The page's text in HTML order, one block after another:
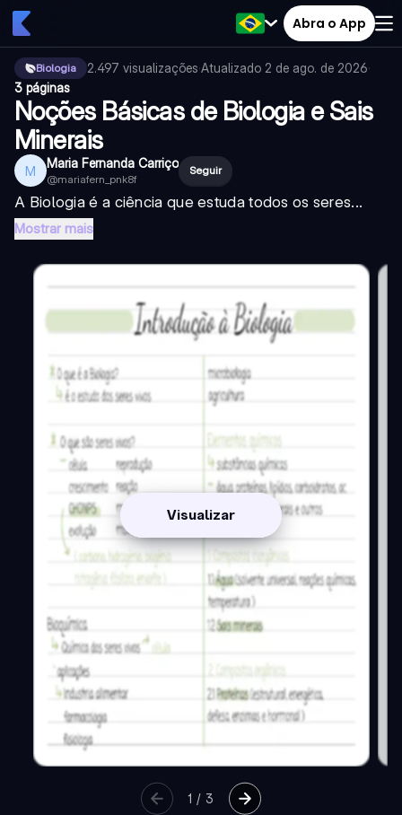
Abra o App
Biologia 2.497 visualizações·Atualizado 2 de ago. de 2026·
3 páginas
Noções Básicas de Biologia e Sais
Minerais
M Maria Fernanda Carriço
@mariafern_pnk8f
Seguir
A Biologia é a ciência que estuda todos os seres...
Mostrar mais
Visualizar
1 / 3